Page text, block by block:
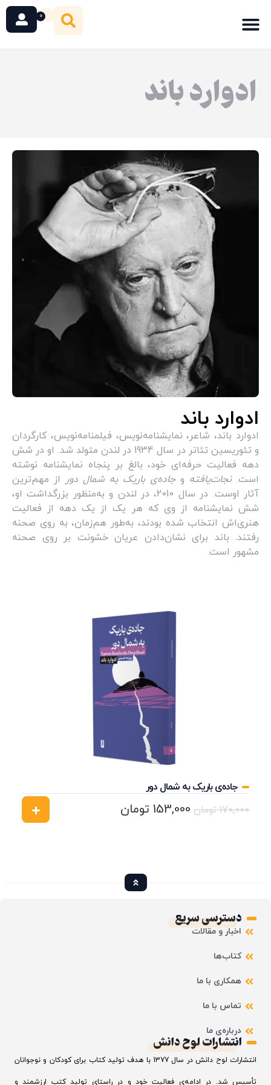
0
ادوارد باند
ادوارد باند
ادوارد باند، شاعر، نمایشنامه‌نویس، فیلمنامه‌نویس، کارگردان
و تئوریسین تئاتر در سال 1934 در لندن متولد شد. او در شش
دهه فعالیت حرفه‌ای خود، بالغ بر پنجاه نمایشنامه نوشته
است.نجات‌یافته وجاده‌ی باریک به شمال دور از مهم‌ترین
آثار اوست. در سال 2010، در لندن و به‌منظور بزرگداشت او،
شش نمایشنامه از وی که هر یک از یک دهه از فعالیت
هنری‌اش انتخاب شده بودند، به‌طور هم‌زمان، به روی صحنه
رفتند. باند برای نشان‌دادن عریان خشونت بر روی صحنه
مشهور است.
جاده‌ی باریک به شمال دور
170,000 تومان 153,000 تومان
دسترسی سریع
اخبار و مقالات
کتاب‌ها
همکاری با ما
تماس با ما
درباره‌ی ما
انتشارات لوح دانش
انتشارات لوح دانش در سال 1377 با هدف تولید کتاب برای کودکان و نوجوانان
تأسیس شد. در ادامه‌ی فعالیت خود و در راستای تولید کتب ارزشمند و